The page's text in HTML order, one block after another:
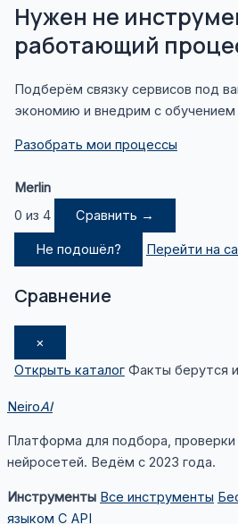
Нужен не
работающий
Подберём связку сервисов под
экономию и внедрим с
Разобрать мои процессы
Merlin
0 из 4
Сравнить →
Не подошёл? Перейти на
Сравнение
×
Открыть каталог Факты берутся
NeiroAI
Платформа для подбора, проверки
нейросетей. Ведём с 2023 года.
Инструменты Все инструменты
языком С API